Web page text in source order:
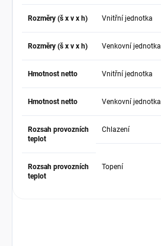
Rozměry (š x v x h) Vnitřní jednotka
Rozměry (š x v x h) Venkovní jednotka
Hmotnost netto Vnitřní jednotka
Hmotnost netto Venkovní jednotka
Rozsah provozních
teplot
Chlazení
Rozsah provozních
teplot
Topení